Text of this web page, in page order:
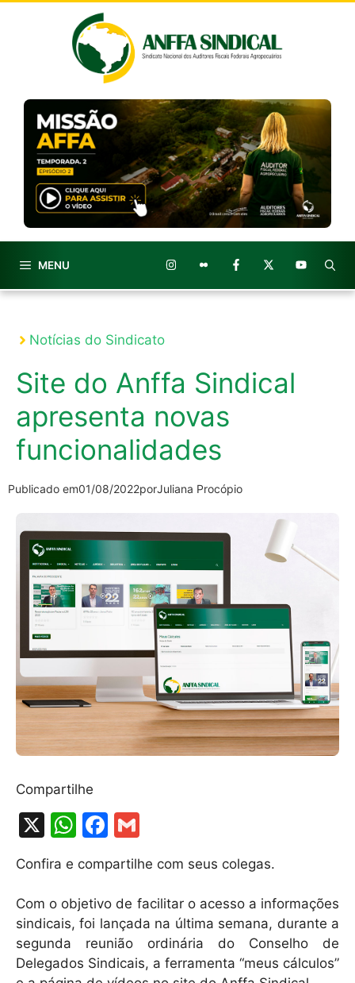
MENU
Notícias do Sindicato
Site do Anffa Sindical
apresenta novas
funcionalidades
Publicado em01/08/2022porJuliana Procópio
Compartilhe
X
W
at
s
A
p
F
c
e
b
o
ai
l
Confira e compartilhe com seus colegas.
Com o objetivo de facilitar o acesso a informações
sindicais, foi lançada na última semana, durante a
segunda reunião ordinária do Conselho de
Delegados Sindicais, a ferramenta “meus cálculos”